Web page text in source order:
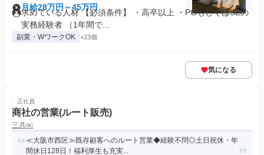
月給28万円～45万円
求めている人材 【必須条件】 ・高卒以上 ・PGもしくはSEの
実務経験者 （1年間で...
副業・WワークOK +23個
気になる
正社員
商社の営業(ルート販売)
三共㈱
≪大阪市西区≫既存顧客へのルート営業◆経験不問◎土日祝休・年
間休日128日！福利厚生も充実...